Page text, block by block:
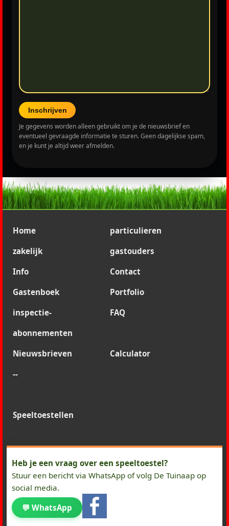
Inschrijven
Je gegevens worden alleen gebruikt om je de nieuwsbrief en
eventueel gevraagde informatie te sturen. Geen dagelijkse spam,
en je kunt je altijd weer afmelden.
Home
particulieren
zakelijk
gastouders
Info
Contact
Gastenboek
Portfolio
inspectie-
abonnementen
FAQ
Nieuwsbrieven
Calculator
--
Speeltoestellen
Heb je een vraag over een speeltoestel?
Stuur een bericht via WhatsApp of volg De Tuinaap op
social media.
💬 WhatsApp